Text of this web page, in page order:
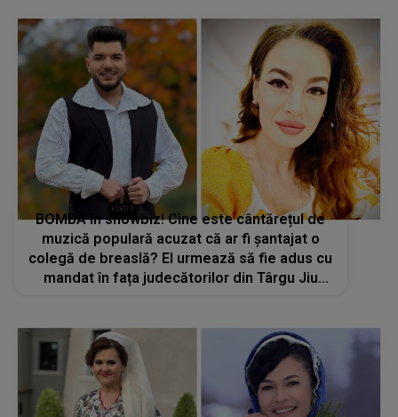
BOMBĂ în showbiz! Cine este cântărețul de
muzică populară acuzat că ar fi șantajat o
colegă de breaslă? El urmează să fie adus cu
mandat în fața judecătorilor din Târgu Jiu